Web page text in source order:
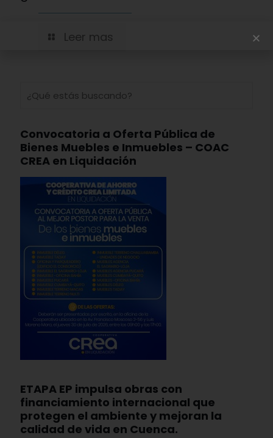
Leer mas
Convocatoria a Oferta Pública de
Bienes Muebles e Inmuebles – COAC
CREA en Liquidación
ETAPA EP impulsa obras con
financiamiento internacional que
protegen el ambiente y mejoran la
calidad de vida en Cuenca.